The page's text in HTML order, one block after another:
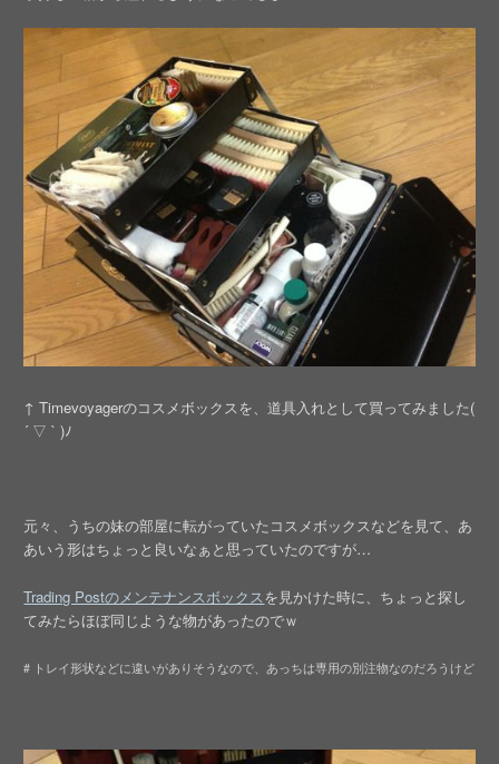
↑ Timevoyagerのコスメボックスを、道具入れとして買ってみました(
´ ▽ ` )ﾉ
元々、うちの妹の部屋に転がっていたコスメボックスなどを見て、あ
あいう形はちょっと良いなぁと思っていたのですが…
Trading Postのメンテナンスボックスを見かけた時に、ちょっと探し
てみたらほぼ同じような物があったのでｗ
# トレイ形状などに違いがありそうなので、あっちは専用の別注物なのだろうけど